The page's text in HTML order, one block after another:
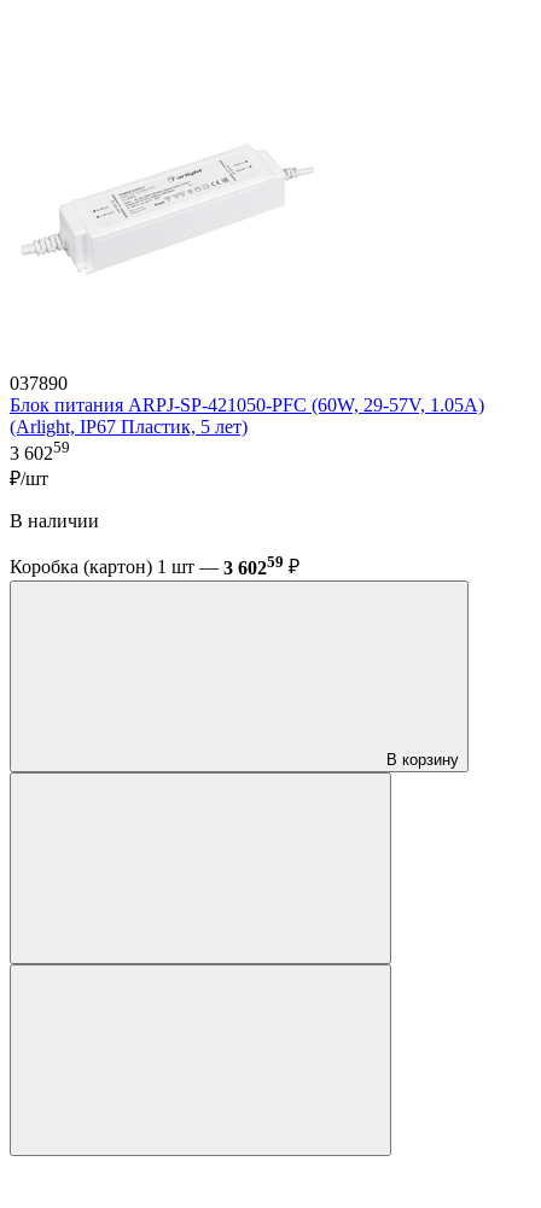
037890
Блок питания ARPJ-SP-421050-PFC (60W, 29-57V, 1.05A)
(Arlight, IP67 Пластик, 5 лет)
3 60259
₽/шт
В наличии
Коробка (картон) 1 шт — 3 60259 ₽
В корзину